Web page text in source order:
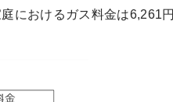
におけるガス料金は6,261